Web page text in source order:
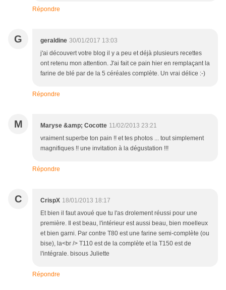
Répondre
G geraldine 30/01/2017 13:03
j'ai découvert votre blog il y a peu et déjà plusieurs recettes
ont retenu mon attention. J'ai fait ce pain hier en remplaçant la
farine de blé par de la 5 céréales complète. Un vrai délice :-)
Répondre
M Maryse &amp; Cocotte 11/02/2013 23:21
vraiment superbe ton pain !! et tes photos ... tout simplement
magnifiques !! une invitation à la dégustation !!!
Répondre
C CrispX 18/01/2013 18:17
Et bien il faut avoué que tu l'as drolement réussi pour une
première. Il est beau, l'intérieur est aussi beau, bien moelleux
et bien garni. Par contre T80 est une farine semi-complète (ou
bise), la<br /> T110 est de la complète et la T150 est de
l'intégrale. bisous Juliette
Répondre